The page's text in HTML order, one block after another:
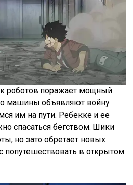
роботов поражает мощный
машины объявляют войну
им на пути. Ребекке и ее
спасаться бегством. Шики
но зато обретает новых
попутешествовать в открытом